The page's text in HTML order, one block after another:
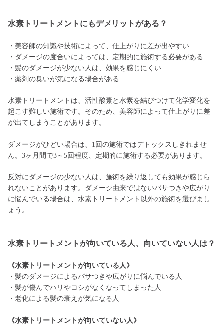
水素トリートメントにもデメリットがある？
・美容師の知識や技術によって、仕上がりに差が出やすい
・ダメージの度合いによっては、定期的に施術する必要がある
・髪のダメージが少ない人は、効果を感じにくい
・薬剤の臭いが気になる場合がある
水素トリートメントは、活性酸素と水素を結びつけて化学変化を
起こす難しい施術です。そのため、美容師によって仕上がりに差
が出てしまうことがあります。
ダメージがひどい場合は、1回の施術ではデトックスしきれませ
ん。3ヶ月間で3～5回程度、定期的に施術する必要があります。
反対にダメージの少ない人は、施術を繰り返しても効果が感じら
れないことがあります。ダメージ由来ではないパサつきや広がり
に悩んでいる場合は、水素トリートメント以外の施術を選びまし
ょう。
水素トリートメントが向いている人、向いていない人は？
《水素トリートメントが向いている人》
・髪のダメージによるパサつきや広がりに悩んでいる人
・髪が傷んでハリやコシがなくなってしまった人
・老化による髪の衰えが気になる人
《水素トリートメントが向いていない人》